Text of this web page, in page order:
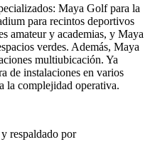
Maya Golf para la
para recintos deportivos
amateur y academias, y Maya
verdes. Además, Maya
multiubicación. Ya
de instalaciones en varios
la complejidad operativa.
respaldado por